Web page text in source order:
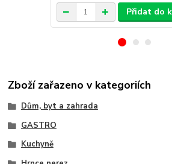
Přidat do
Zboží zařazeno v kategoriích
Dům, byt a zahrada
GASTRO
Kuchyně